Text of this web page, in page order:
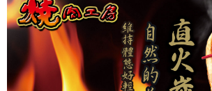
流程，驗證手機門號後，選擇欲分期的期數、繳款截
成交易。
3.實際核准額度、可分期數及費用金額請依後續交
4.訂單成立30分鐘內，如未前往確認交易或遇審核
消。如遇「轉專審核」未通過狀況，表示未達大哥付
法說明評估內容。
【繳款方式說明】
【關於「AFTEE先享後付」】
AFTEE先享後付是「在收到商品之後才付款」的支
便利好安心！
１．簡單：不需註冊會員、不需綁卡、不需儲值。
２．便利：只要手機號碼，簡訊認證，即可結帳。
３．安心：先確認商品／服務後，再付款。
ATM付款
運送方式